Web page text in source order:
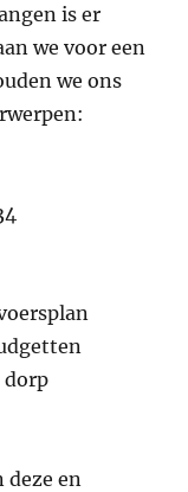
is er
we voor een
we ons
dorp
en